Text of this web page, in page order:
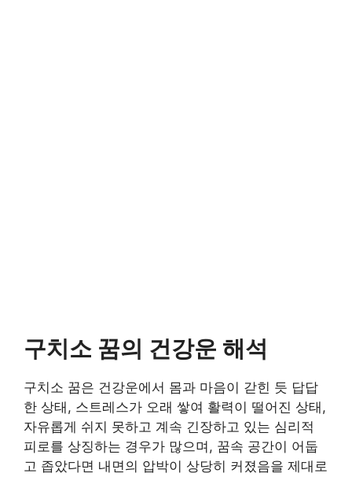
구치소 꿈의 건강운 해석
구치소 꿈은 건강운에서 몸과 마음이 갇힌 듯 답답
한 상태, 스트레스가 오래 쌓여 활력이 떨어진 상태,
자유롭게 쉬지 못하고 계속 긴장하고 있는 심리적
피로를 상징하는 경우가 많으며, 꿈속 공간이 어둡
고 좁았다면 내면의 압박이 상당히 커졌음을 제대로